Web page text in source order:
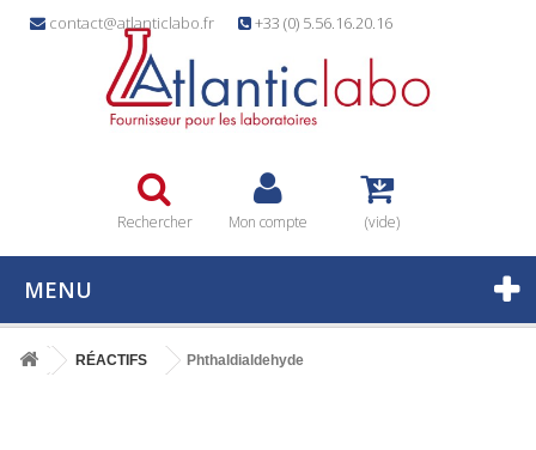
contact@atlanticlabo.fr +33 (0) 5.56.16.20.16
Rechercher Mon compte (vide)
MENU
RÉACTIFS Phthaldialdehyde